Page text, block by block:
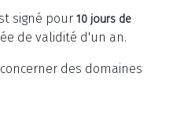
signé pour 10 jours de
de validité d'un an.
des domaines